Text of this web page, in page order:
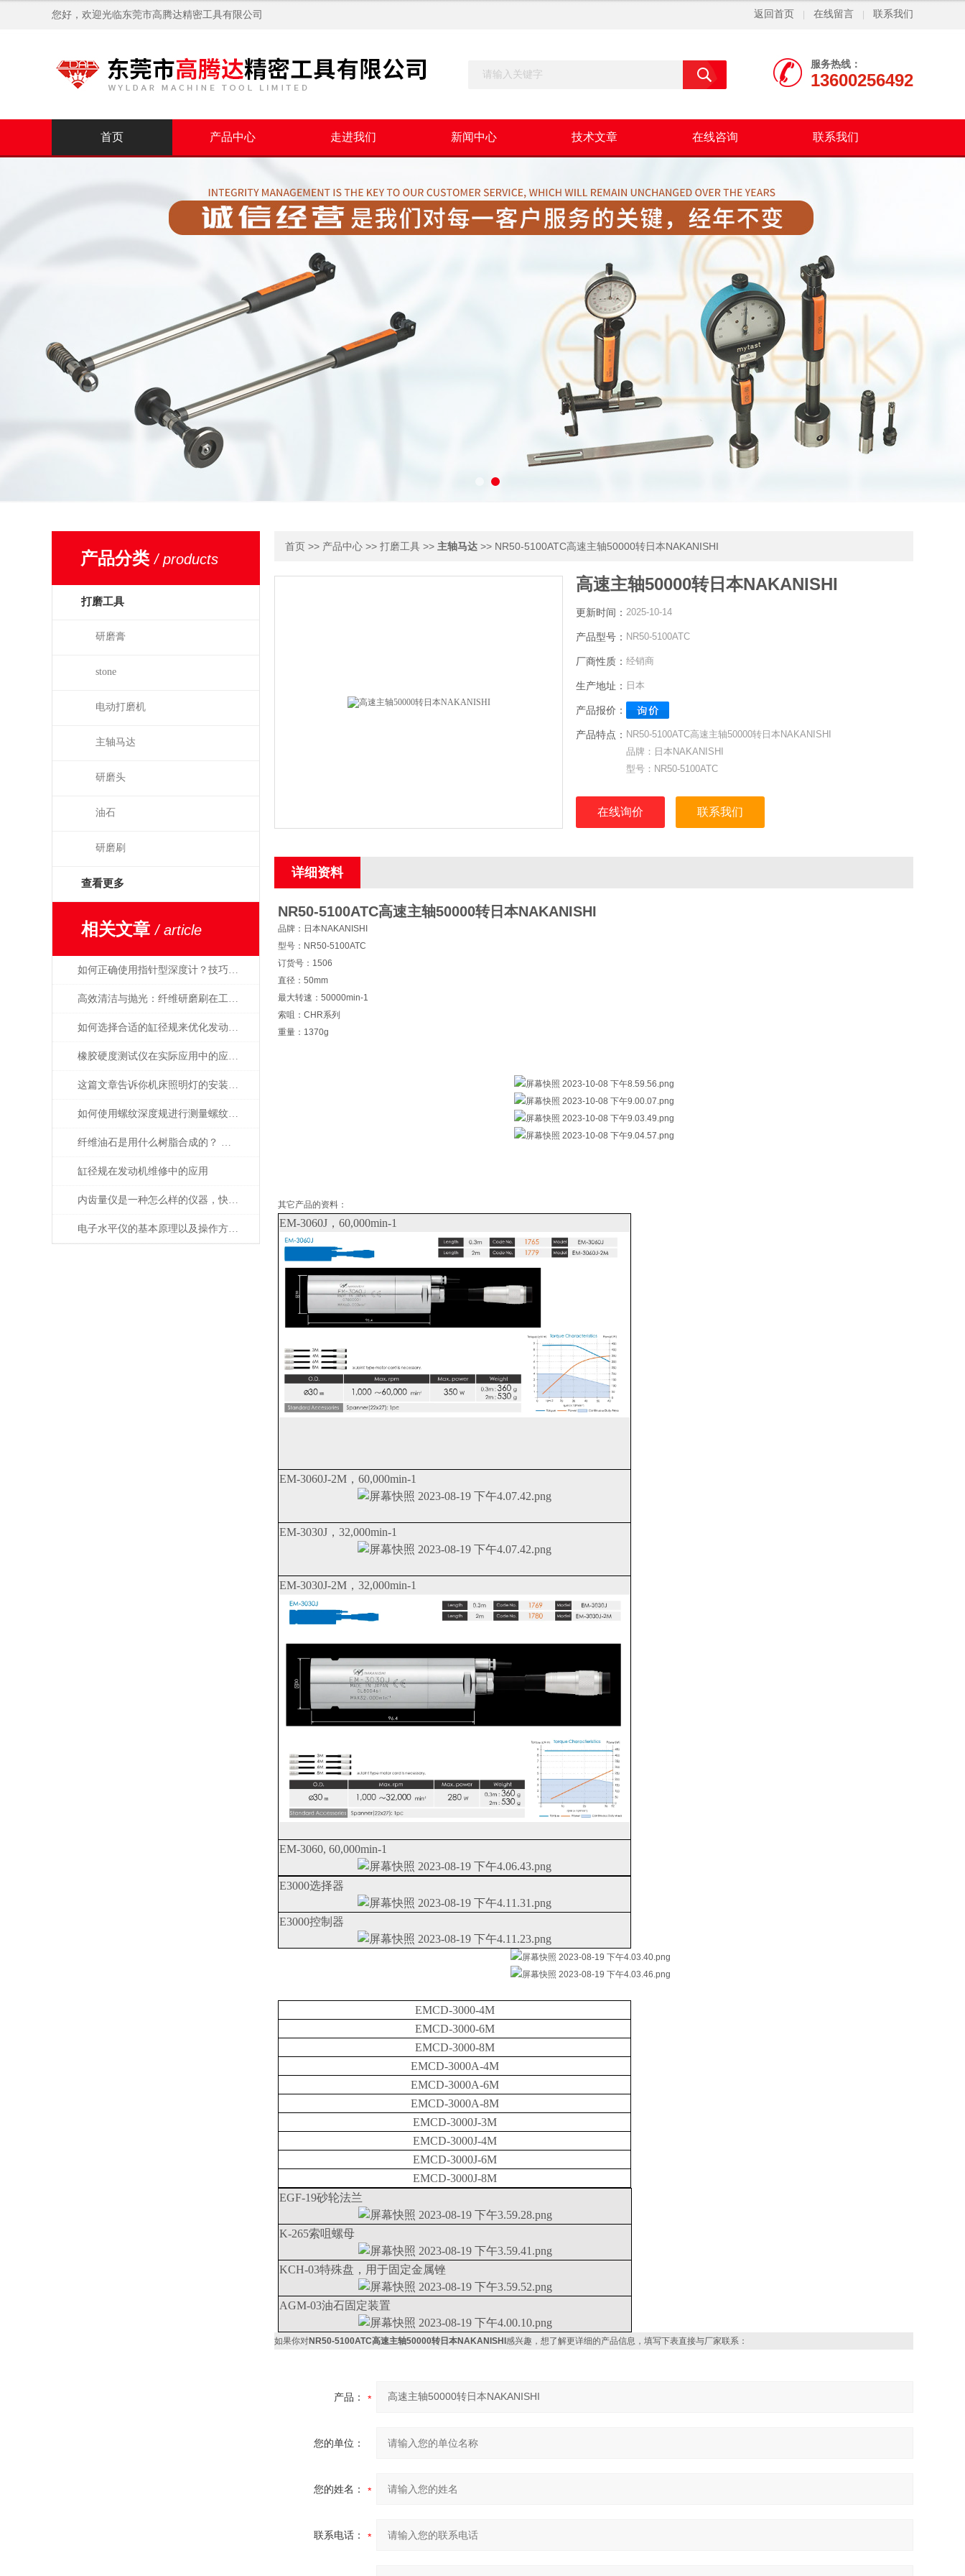
您好，欢迎光临东莞市高腾达精密工具有限公司 返回首页 在线留言 联系我们
服务热线：
13600256492
首页 产品中心 走进我们 新闻中心 技术文章 在线咨询 联系我们
产品分类/ products
打磨工具
研磨膏
stone
电动打磨机
主轴马达
研磨头
油石
研磨刷
查看更多
相关文章/ article
如何正确使用指针型深度计？技巧大揭秘
高效清洁与抛光：纤维研磨刷在工业中的重要作用
如何选择合适的缸径规来优化发动机性能？
橡胶硬度测试仪在实际应用中的应用场景
这篇文章告诉你机床照明灯的安装以及应用
如何使用螺纹深度规进行测量螺纹深度？
纤维油石是用什么树脂合成的？ 为什么这么贵？
缸径规在发动机维修中的应用
内齿量仪是一种怎么样的仪器，快来看看介绍的相关信息吧
电子水平仪的基本原理以及操作方法的说明
首页 >> 产品中心 >> 打磨工具 >> 主轴马达 >> NR50-5100ATC高速主轴50000转日本NAKANISHI
高速主轴50000转日本NAKANISHI
更新时间： 2025-10-14
产品型号： NR50-5100ATC
厂商性质： 经销商
生产地址： 日本
产品报价：
产品特点： NR50-5100ATC高速主轴50000转日本NAKANISHI
品牌：日本NAKANISHI
型号：NR50-5100ATC
最大转速：50000min-1
在线询价 联系我们
详细资料
NR50-5100ATC高速主轴50000转日本NAKANISHI
品牌：日本NAKANISHI
型号：NR50-5100ATC
订货号：1506
直径：50mm
最大转速：50000min-1
索咀：CHR系列
重量：1370g
其它产品的资料：
EM-3060J，60,000min-1
EM-3060J-2M，60,000min-1
EM-3030J，32,000min-1
EM-3030J-2M，32,000min-1
EM-3060, 60,000min-1
E3000选择器
E3000控制器
EMCD-3000-4M
EMCD-3000-6M
EMCD-3000-8M
EMCD-3000A-4M
EMCD-3000A-6M
EMCD-3000A-8M
EMCD-3000J-3M
EMCD-3000J-4M
EMCD-3000J-6M
EMCD-3000J-8M
EGF-19砂轮法兰
K-265索咀螺母
KCH-03特殊盘，用于固定金属锉
AGM-03油石固定装置
如果你对NR50-5100ATC高速主轴50000转日本NAKANISHI 感兴趣，想了解更详细的产品信息，填写下表直接与厂家联系：
产品：
您的单位：
您的姓名：
联系电话：